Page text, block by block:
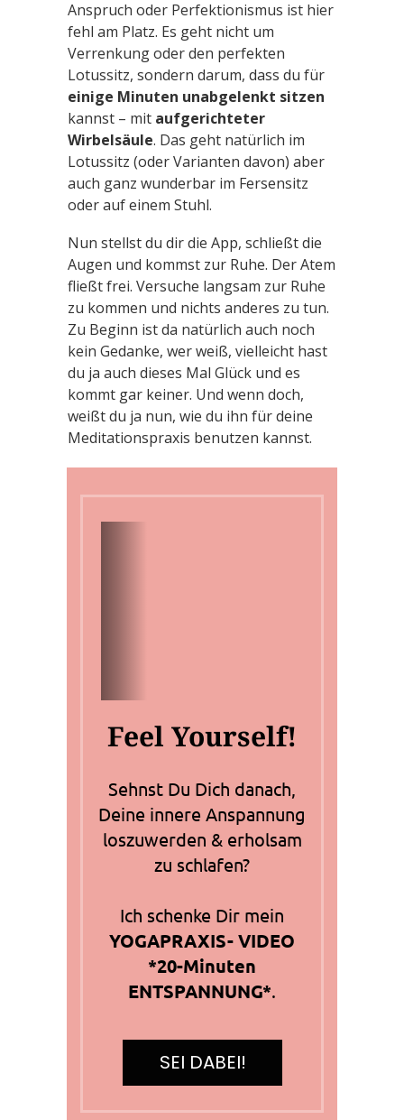
Anspruch oder Perfektionismus ist hier
fehl am Platz. Es geht nicht um
Verrenkung oder den perfekten
Lotussitz, sondern darum, dass du für
einige Minuten unabgelenkt sitzen
kannst – mit aufgerichteter
Wirbelsäule. Das geht natürlich im
Lotussitz (oder Varianten davon) aber
auch ganz wunderbar im Fersensitz
oder auf einem Stuhl.
Nun stellst du dir die App, schließt die
Augen und kommst zur Ruhe. Der Atem
fließt frei. Versuche langsam zur Ruhe
zu kommen und nichts anderes zu tun.
Zu Beginn ist da natürlich auch noch
kein Gedanke, wer weiß, vielleicht hast
du ja auch dieses Mal Glück und es
kommt gar keiner. Und wenn doch,
weißt du ja nun, wie du ihn für deine
Meditationspraxis benutzen kannst.
Feel Yourself!
Sehnst Du Dich danach,
Deine innere Anspannung
loszuwerden & erholsam
zu schlafen?
Ich schenke Dir mein
YOGAPRAXIS- VIDEO
*20-Minuten
ENTSPANNUNG*.
SEI DABEI!